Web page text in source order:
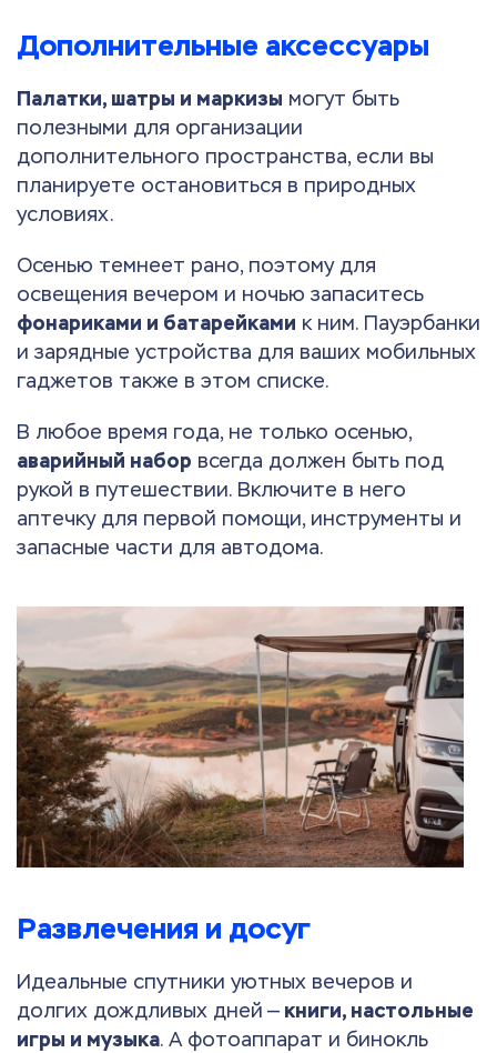
Дополнительные аксессуары
Палатки, шатры и маркизы могут быть
полезными для организации
дополнительного пространства, если вы
планируете остановиться в природных
условиях.
Осенью темнеет рано, поэтому для
освещения вечером и ночью запаситесь
фонариками и батарейками к ним. Пауэрбанки
и зарядные устройства для ваших мобильных
гаджетов также в этом списке.
В любое время года, не только осенью,
аварийный набор всегда должен быть под
рукой в путешествии. Включите в него
аптечку для первой помощи, инструменты и
запасные части для автодома.
Развлечения и досуг
Идеальные спутники уютных вечеров и
долгих дождливых дней — книги, настольные
игры и музыка. А фотоаппарат и бинокль